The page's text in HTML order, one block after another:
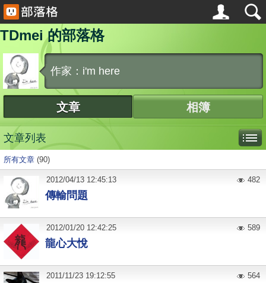
TDmei 的部落格
作家：i'm here
文章 相簿
文章列表
所有文章 (90)
傳輸問題
2012/04/13 12:45:13 482
龍心大悅
2012/01/20 12:42:25 589
2011/11/23 19:12:55 564